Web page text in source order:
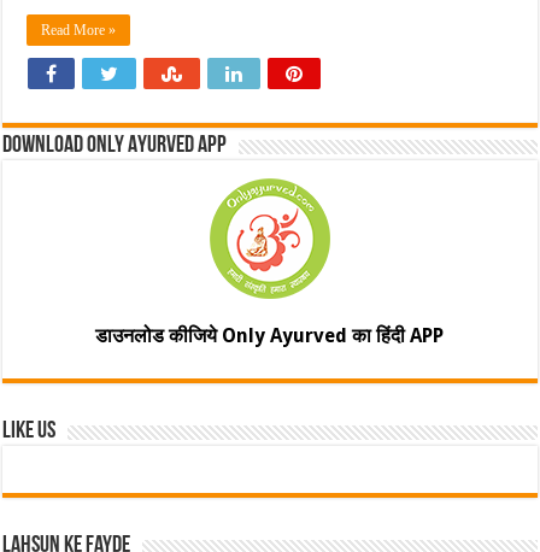
Read More »
Download Only Ayurved App
डाउनलोड कीजिये Only Ayurved का हिंदी APP
Like Us
Lahsun ke fayde